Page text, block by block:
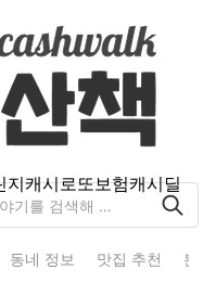
지캐시로또보험캐시딜
동네 정보 맛집 추천 분